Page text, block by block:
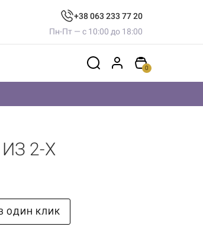
+38 063 233 77 20
Пн-Пт — с 10:00 до 18:00
0
2-Х
ОДИН КЛИК